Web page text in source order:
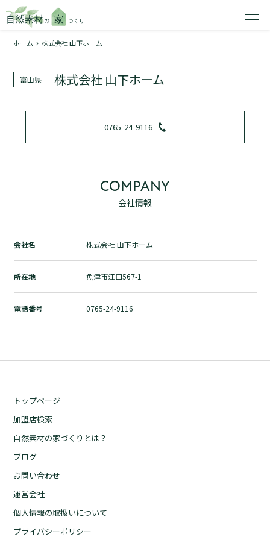
1
トップページ
加盟店検索
自然素材の家づくりとは？
ホーム 株式会社 山下ホーム
富山県 株式会社 山下ホーム
0765-24-9116
COMPANY
会社情報
会社名 株式会社 山下ホーム
所在地 魚津市江口567-1
電話番号 0765-24-9116
トップページ
加盟店検索
自然素材の家づくりとは？
ブログ
お問い合わせ
運営会社
個人情報の取扱いについて
プライバシーポリシー